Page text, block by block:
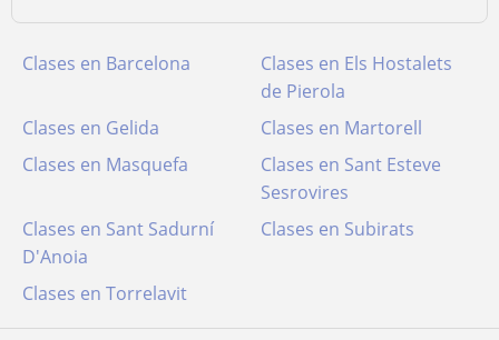
Clases en Barcelona
Clases en Els Hostalets
de Pierola
Clases en Gelida
Clases en Martorell
Clases en Masquefa
Clases en Sant Esteve
Sesrovires
Clases en Sant Sadurní
D'Anoia
Clases en Subirats
Clases en Torrelavit